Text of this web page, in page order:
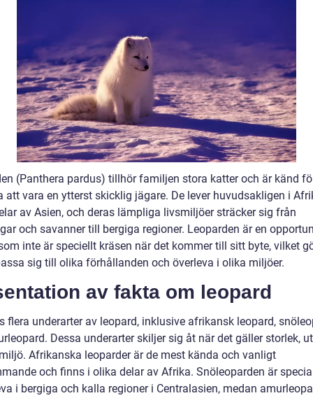
(Panthera pardus) tillhör familjen stora katter och är känd
att vara en ytterst skicklig jägare. De lever huvudsakligen i
av Asien, och deras lämpliga livsmiljöer sträcker sig från
och savanner till bergiga regioner. Leoparden är en
inte är speciellt kräsen när det kommer till sitt byte, vilket
sig till olika förhållanden och överleva i olika miljöer.
av fakta om leopard
flera underarter av leopard, inklusive afrikansk leopard,
Dessa underarter skiljer sig åt när det gäller storlek,
Afrikanska leoparder är de mest kända och vanligt
och finns i olika delar av Afrika. Snöleoparden är
i bergiga och kalla regioner i Centralasien, medan